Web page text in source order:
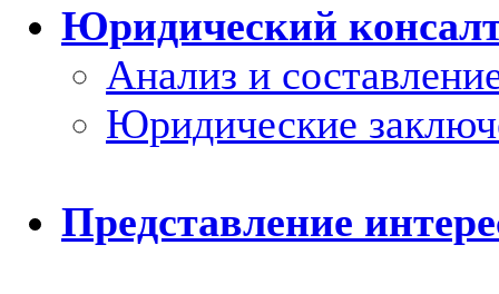
Юридический
Анализ и
Юридические
Представление